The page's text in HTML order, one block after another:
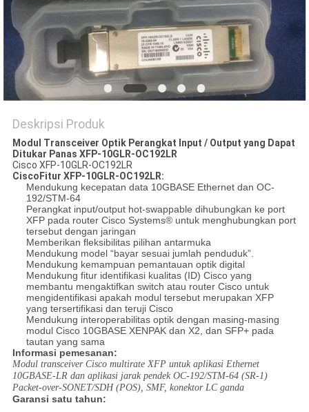
Deskripsi Produk
Modul Transceiver Optik Perangkat Input / Output yang Dapat
Ditukar Panas XFP-10GLR-OC192LR
Cisco XFP-10GLR-OC192LR
Cisco Fitur XFP-10GLR-OC192LR:
Mendukung kecepatan data 10GBASE Ethernet dan OC-
192/STM-64
Perangkat input/output hot-swappable dihubungkan ke port
XFP pada router Cisco Systems® untuk menghubungkan port
tersebut dengan jaringan
Memberikan fleksibilitas pilihan antarmuka
Mendukung model “bayar sesuai jumlah penduduk”.
Mendukung kemampuan pemantauan optik digital
Mendukung fitur identifikasi kualitas (ID) Cisco yang
membantu mengaktifkan switch atau router Cisco untuk
mengidentifikasi apakah modul tersebut merupakan XFP
yang tersertifikasi dan teruji Cisco
Mendukung interoperabilitas optik dengan masing-masing
modul Cisco 10GBASE XENPAK dan X2, dan SFP+ pada
tautan yang sama
Informasi pemesanan:
Modul transceiver Cisco multirate XFP untuk aplikasi Ethernet
10GBASE-LR dan aplikasi jarak pendek OC-192/STM-64 (SR-1)
Packet-over-SONET/SDH (POS), SMF, konektor LC ganda
Garansi satu tahun: